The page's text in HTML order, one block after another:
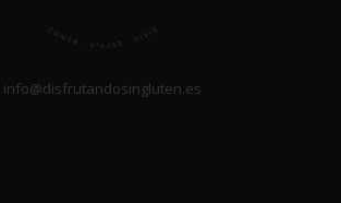
info@disfrutandosingluten.es